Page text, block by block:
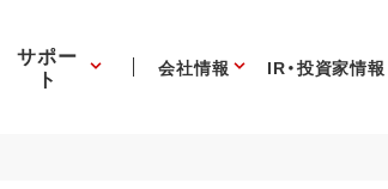
サポー
ト 会社情報 IR・投資家情報